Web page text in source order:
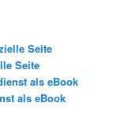
Seite
als eBook